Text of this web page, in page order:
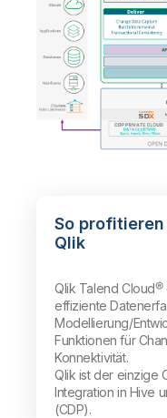
So
Qlik
Qlik Talend
effiziente
Modellierung/
Funktionen für
Konnektivität.
Qlik ist der einzige
Integration in Hive
(CDP).